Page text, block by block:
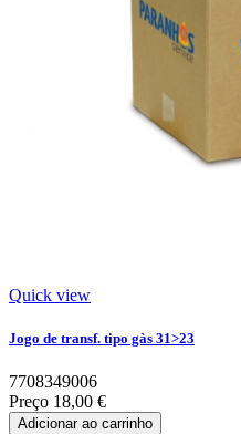
Quick view
Jogo de transf. tipo gàs 31>23
7708349006
Preço 18,00 €
Adicionar ao carrinho